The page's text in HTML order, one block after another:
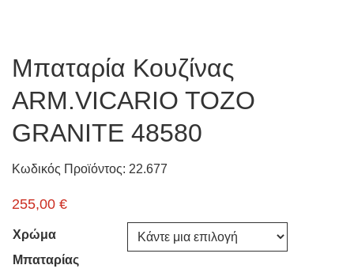
Μπαταρία Κουζίνας
ARM.VICARIO TOZO
GRANITE 48580
Κωδικός Προϊόντος: 22.677
255,00 €
Χρώμα
Μπαταρίας